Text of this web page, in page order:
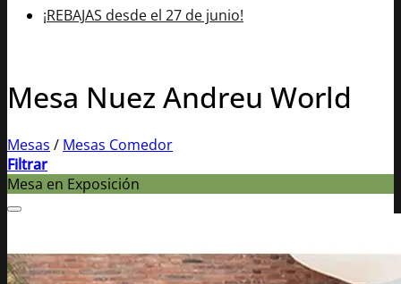
¡REBAJAS desde el 27 de junio!
Mesa Nuez Andreu World
Mesas / Mesas Comedor
Filtrar
Mesa en Exposición